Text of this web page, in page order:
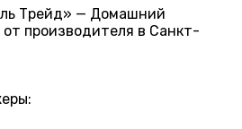
Трейд» — Домашний
производителя в Санкт-